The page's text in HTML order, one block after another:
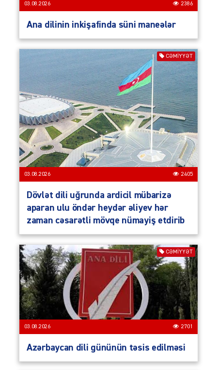
03.08.2026 2386
Ana dilinin inkişafinda süni maneələr
CƏMIYYƏT
03.08.2026 2405
Dövlət dili uğrunda ardicil mübarizə
aparan ulu öndər heydər əliyev hər
zaman cəsarətli mövqe nümayiş etdirib
CƏMIYYƏT
03.08.2026 2701
Azərbaycan dili gününün təsis edilməsi